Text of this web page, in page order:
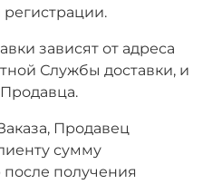
регистрации.
зависят от адреса
Службы доставки, и
Продавец
сумму
получения